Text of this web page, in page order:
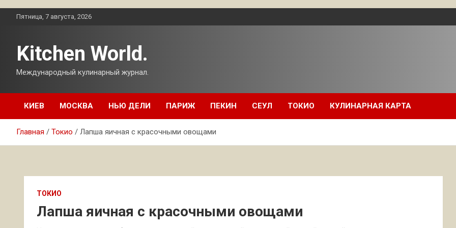
ПерейтиПятница, 7 августа, 2026
Kitchen World.
Международный кулинарный журнал.
КИЕВ МОСКВА НЬЮ ДЕЛИ ПАРИЖ ПЕКИН СЕУЛ ТОКИО КУЛИНАРНАЯ КАРТА
Главная Токио Лапша яичная с красочными овощами
ТОКИО
Лапша яичная с красочными овощами